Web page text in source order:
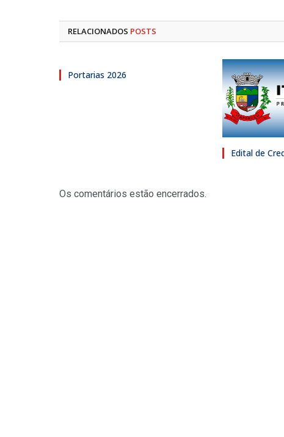
RELACIONADOS POSTS
Portarias 2026
Edital de
Os comentários estão encerrados.